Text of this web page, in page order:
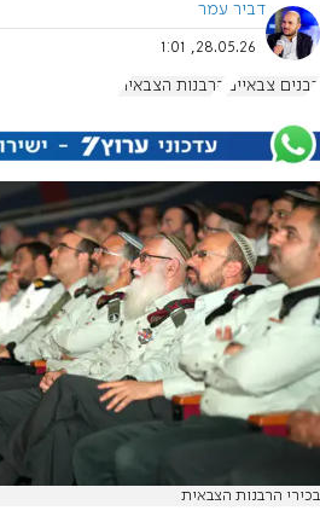
דביר עמר
28.05.26, 1:01
רבנים צבאיים הרבנות הצבאית
בכירי הרבנות הצבאית